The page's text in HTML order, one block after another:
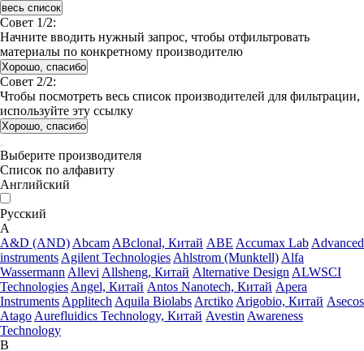
весь список
Совет 1/2:
Начните вводить нужный запрос, чтобы отфильтровать
материалы по конкретному производителю
Хорошо, спасибо
Совет 2/2:
Чтобы посмотреть весь список производителей для фильтрации,
используйте эту ссылку
Хорошо, спасибо
Выберите производителя
Список по алфавиту
Английский
Русский
A
A&D (AND) Abcam ABclonal, Китай ABE Accumax Lab Advanced
instruments Agilent Technologies Ahlstrom (Munktell) Alfa
Wassermann Allevi Allsheng, Китай Alternative Design ALWSCI
Technologies Angel, Китай Antos Nanotech, Китай Apera
Instruments Applitech Aquila Biolabs Arctiko Arigobio, Китай Asecos
Atago Aurefluidics Technology, Китай Avestin Awareness
Technology
B